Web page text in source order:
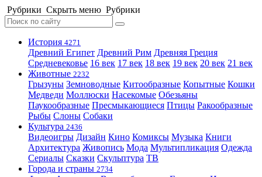
Рубрики Скрыть меню Рубрики
История 4271
Древний Египет Древний Рим Древняя Греция
Средневековье 16 век 17 век 18 век 19 век 20 век 21 век
Животные 2232
Грызуны Земноводные Китообразные Копытные Кошки
Медведи Моллюски Насекомые Обезьяны
Паукообразные Пресмыкающиеся Птицы Ракообразные
Рыбы Слоны Собаки
Культура 2436
Видеоигры Дизайн Кино Комиксы Музыка Книги
Архитектура Живопись Мода Мультипликация Одежда
Сериалы Сказки Скульптура ТВ
Города и страны 2734